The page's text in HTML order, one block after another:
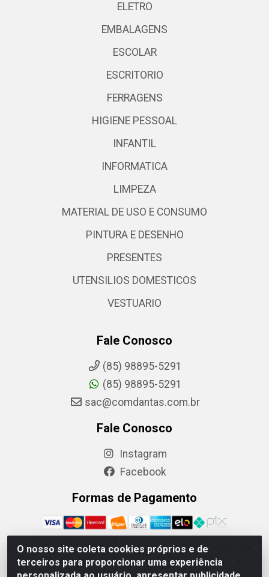
O nosso site coleta cookies próprios e de
terceiros para proporcionar uma experiência
ELETRO
EMBALAGENS
ESCOLAR
ESCRITORIO
FERRAGENS
HIGIENE PESSOAL
INFANTIL
INFORMATICA
LIMPEZA
MATERIAL DE USO E CONSUMO
PINTURA E DESENHO
PRESENTES
UTENSILIOS DOMESTICOS
VESTUARIO
Fale Conosco
(85) 98895-5291
(85) 98895-5291
sac@comdantas.com.br
Fale Conosco
Instagram
Facebook
Formas de Pagamento
Rafael & Dantas LTDA - Rua Floriano Peixoto, 137- Centro,